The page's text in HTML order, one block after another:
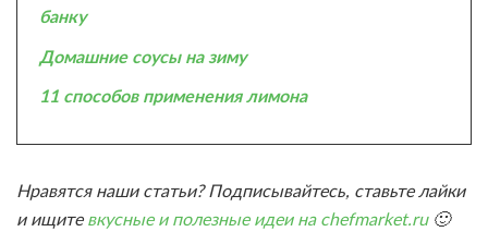
банку
Домашние соусы на зиму
11 способов применения лимона
Нравятся наши статьи? Подписывайтесь, ставьте лайки
и ищите вкусные и полезные идеи на chefmarket.ru 🙂